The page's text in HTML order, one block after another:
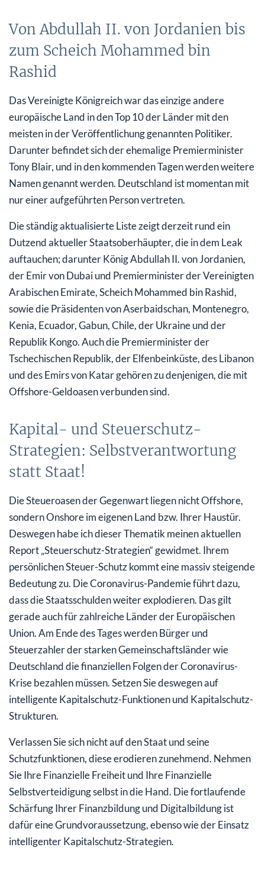
Von Abdullah II. von Jordanien bis
zum Scheich Mohammed bin
Rashid
Das Vereinigte Königreich war das einzige andere
europäische Land in den Top 10 der Länder mit den
meisten in der Veröffentlichung genannten Politiker.
Darunter befindet sich der ehemalige Premierminister
Tony Blair, und in den kommenden Tagen werden weitere
Namen genannt werden. Deutschland ist momentan mit
nur einer aufgeführten Person vertreten.
Die ständig aktualisierte Liste zeigt derzeit rund ein
Dutzend aktueller Staatsoberhäupter, die in dem Leak
auftauchen; darunter König Abdullah II. von Jordanien,
der Emir von Dubai und Premierminister der Vereinigten
Arabischen Emirate, Scheich Mohammed bin Rashid,
sowie die Präsidenten von Aserbaidschan, Montenegro,
Kenia, Ecuador, Gabun, Chile, der Ukraine und der
Republik Kongo. Auch die Premierminister der
Tschechischen Republik, der Elfenbeinküste, des Libanon
und des Emirs von Katar gehören zu denjenigen, die mit
Offshore-Geldoasen verbunden sind.
Kapital- und Steuerschutz-
Strategien: Selbstverantwortung
statt Staat!
Die Steueroasen der Gegenwart liegen nicht Offshore,
sondern Onshore im eigenen Land bzw. Ihrer Haustür.
Deswegen habe ich dieser Thematik meinen aktuellen
Report „Steuerschutz-Strategien“ gewidmet. Ihrem
persönlichen Steuer-Schutz kommt eine massiv steigende
Bedeutung zu. Die Coronavirus-Pandemie führt dazu,
dass die Staatsschulden weiter explodieren. Das gilt
gerade auch für zahlreiche Länder der Europäischen
Union. Am Ende des Tages werden Bürger und
Steuerzahler der starken Gemeinschaftsländer wie
Deutschland die finanziellen Folgen der Coronavirus-
Krise bezahlen müssen. Setzen Sie deswegen auf
intelligente Kapitalschutz-Funktionen und Kapitalschutz-
Strukturen.
Verlassen Sie sich nicht auf den Staat und seine
Schutzfunktionen, diese erodieren zunehmend. Nehmen
Sie Ihre Finanzielle Freiheit und Ihre Finanzielle
Selbstverteidigung selbst in die Hand. Die fortlaufende
Schärfung Ihrer Finanzbildung und Digitalbildung ist
dafür eine Grundvoraussetzung, ebenso wie der Einsatz
intelligenter Kapitalschutz-Strategien.